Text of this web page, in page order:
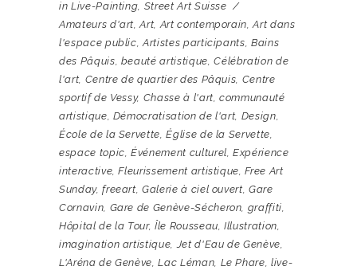
in Live-Painting, Street Art Suisse
Amateurs d'art,Art,Art contemporain,Art dans
l'espace public,Artistes participants,Bains
des Pâquis, beauté artistique,Célébration de
l'art, Centre de quartier des Pâquis, Centre
sportif de Vessy, Chasse à l'art,communauté
artistique, Démocratisation de l'art, Design,
École de la Servette,Église de la Servette,
espace topic,Événement culturel,Expérience
interactive,Fleurissement artistique,Free Art
Sunday,freeart,Galerie à ciel ouvert,Gare
Cornavin, Gare de Genève-Sécheron, graffiti,
Hôpital de la Tour,Île Rousseau,Illustration,
imagination artistique,Jet d'Eau de Genève,
L'Aréna de Genève,Lac Léman, Le Phare,live-